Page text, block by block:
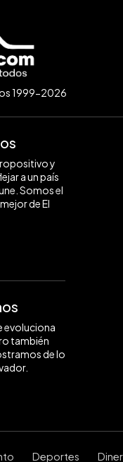
1999-2026
y
a un país
Somos el
de El
evoluciona
también
de lo
Deportes